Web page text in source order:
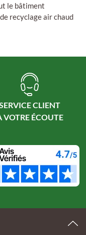
le bâtiment
recyclage air chaud
CLIENT
À VOTRE ÉCOUTE